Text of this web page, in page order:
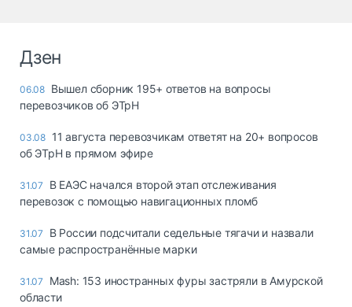
Дзен
06.08 Вышел сборник 195+ ответов на вопросы
перевозчиков об ЭТрН
03.08 11 августа перевозчикам ответят на 20+ вопросов
об ЭТрН в прямом эфире
31.07
В ЕАЭС начался второй этап отслеживания
перевозок с помощью навигационных пломб
31.07
В России подсчитали седельные тягачи и назвали
самые распространённые марки
31.07
Mash: 153 иностранных фуры застряли в Амурской
области